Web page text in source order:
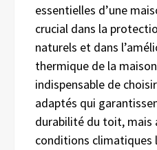
essentielles d’une
crucial dans la
naturels et dans
thermique de la
indispensable de
adaptés qui
durabilité du toit, mais
conditions climatiques